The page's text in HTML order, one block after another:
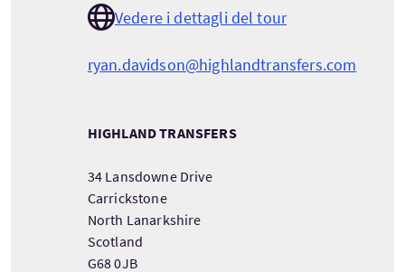
Vedere i dettagli del tour
ryan.davidson@highlandtransfers.com
HIGHLAND TRANSFERS
34 Lansdowne Drive
Carrickstone
North Lanarkshire
Scotland
G68 0JB